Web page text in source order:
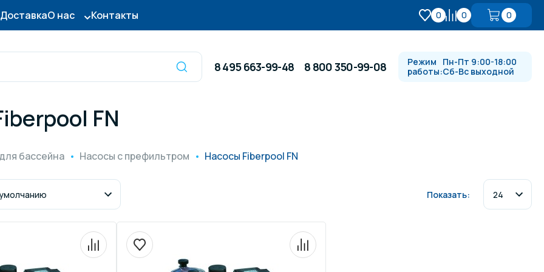
ДоставкаО нас Контакты 0 0 0
для бассейна
Водопады, водяные пушки и
покрытия Химия для бассейнов
8 495 663-99-48 8 800 350-99-08
Режим
работы:
Пн-Пт 9:00-18:00
Сб-Вс выходной
FN
бассейна Насосы с префильтром Насосы Fiberpool FN
Показать: